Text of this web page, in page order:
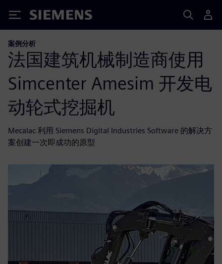
Siemens
案例分析
法国建筑机械制造商使用
Simcenter Amesim 开发电
动轮式挖掘机
Mecalac 利用 Siemens Digital Industries Software 的解决方
案创建一次即成功的原型